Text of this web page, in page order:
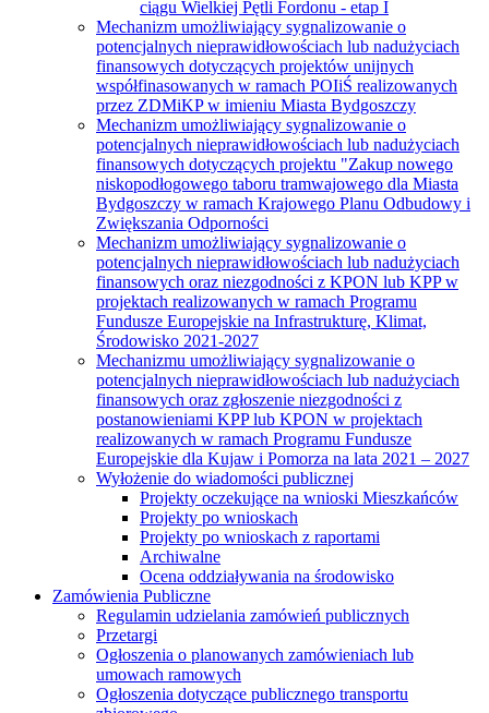
ciągu Wielkiej Pętli Fordonu - etap I
Mechanizm umożliwiający sygnalizowanie o
potencjalnych nieprawidłowościach lub nadużyciach
finansowych dotyczących projektów unijnych
współfinasowanych w ramach POIiŚ realizowanych
przez ZDMiKP w imieniu Miasta Bydgoszczy
Mechanizm umożliwiający sygnalizowanie o
potencjalnych nieprawidłowościach lub nadużyciach
finansowych dotyczących projektu "Zakup nowego
niskopodłogowego taboru tramwajowego dla Miasta
Bydgoszczy w ramach Krajowego Planu Odbudowy i
Zwiększania Odporności
Mechanizm umożliwiający sygnalizowanie o
potencjalnych nieprawidłowościach lub nadużyciach
finansowych oraz niezgodności z KPON lub KPP w
projektach realizowanych w ramach Programu
Fundusze Europejskie na Infrastrukturę, Klimat,
Środowisko 2021-2027
Mechanizmu umożliwiający sygnalizowanie o
potencjalnych nieprawidłowościach lub nadużyciach
finansowych oraz zgłoszenie niezgodności z
postanowieniami KPP lub KPON w projektach
realizowanych w ramach Programu Fundusze
Europejskie dla Kujaw i Pomorza na lata 2021 – 2027
Wyłożenie do wiadomości publicznej
Projekty oczekujące na wnioski Mieszkańców
Projekty po wnioskach
Projekty po wnioskach z raportami
Archiwalne
Ocena oddziaływania na środowisko
Zamówienia Publiczne
Regulamin udzielania zamówień publicznych
Przetargi
Ogłoszenia o planowanych zamówieniach lub
umowach ramowych
Ogłoszenia dotyczące publicznego transportu